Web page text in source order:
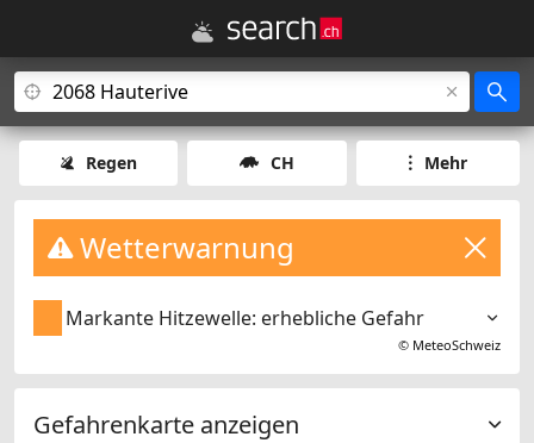
Regen CH Mehr
Wetterwarnung
Markante Hitzewelle: erhebliche Gefahr
© MeteoSchweiz
Gefahrenkarte anzeigen